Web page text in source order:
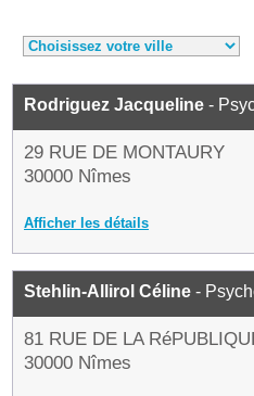
Rodriguez Jacqueline -
29 RUE DE MONTAURY
30000 Nîmes
Afficher les détails
Stehlin-Allirol Céline -
81 RUE DE LA
30000 Nîmes